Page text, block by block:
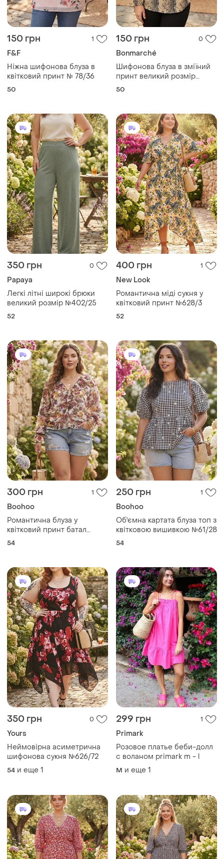
150 грн 1
F&F
Ніжна шифонова блуза в
квітковий принт № 78/36
50
150 грн 0
Bonmarché
Шифонова блуза в зміїний
принт великий розмір
№104/22
50
350 грн 0
Papaya
Легкі літні широкі брюки
великий розмір №402/25
52
400 грн 1
New Look
Романтична міді сукня у
квітковий принт №628/3
52
300 грн 1
Boohoo
Романтична блуза у
квітковий принт батал
№416/23
54
250 грн 1
Boohoo
Об'ємна картата блуза топ з
квітковою вишивкою №61/28
54
350 грн 0
Yours
Неймовірна асиметрична
шифонова сукня №626/72
54 и еще 1
299 грн 1
Primark
Розовое платье беби-долл
с воланом primark m - l
M и еще 1